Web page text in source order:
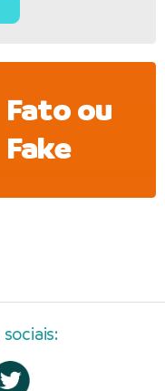
Fato ou
Fake